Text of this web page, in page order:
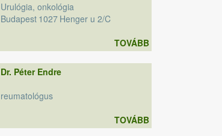
Urulógia, onkológia
Budapest 1027 Henger u 2/C
TOVÁBB
Dr. Péter Endre
reumatológus
TOVÁBB